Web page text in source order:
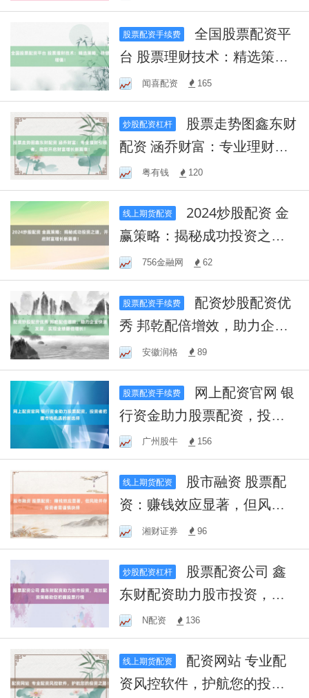
股票配资手续费
全国股票配资平
台 股票理财技术：精选策
略，稳健增值！
闻喜配资 165
炒股配资杠杆
配资 涵乔财富：专业理财引
领者，助您开启财富增长新
篇章！
粤有钱 120
线上期货配资
赢策略：揭秘成功投资之
道，开启财富增长新篇章！
756金融网 62
股票配资手续费
秀 邦乾配倍增效，助力企业
快速发展，实现业绩翻倍增
长！
安徽润格 89
股票配资手续费
行资金助力股票配资，投资
者把握市场机遇的新选择
广州股牛 156
线上期货配资
资：赚钱效应显著，但风险
并存，投资者需谨慎抉择
湘财证券 96
炒股配资杠杆
东财配资助力股市投资，高
效配资策略助您把握股票行
情
N配资 136
线上期货配资
资风控软件，护航您的投资